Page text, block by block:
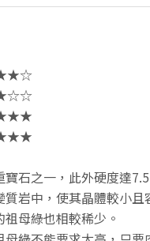
石之一，此外硬度達
質岩中，使其晶體較小且
母綠也相較稀少。